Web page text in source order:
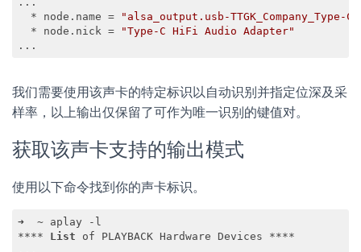
  * node.name =
"alsa_output.usb-TTGK_Company_Type-
  * node.nick =
"Type-C HiFi Audio Adapter"
...
我们需要使用该声卡的特定标识以自动识别并指定位深及采
样率，以上输出仅保留了可作为唯一识别的键值对。
获取该声卡支持的输出模式
使用以下命令找到你的声卡标识。
➜  ~ aplay -l
**** List of PLAYBACK Hardware Devices ****